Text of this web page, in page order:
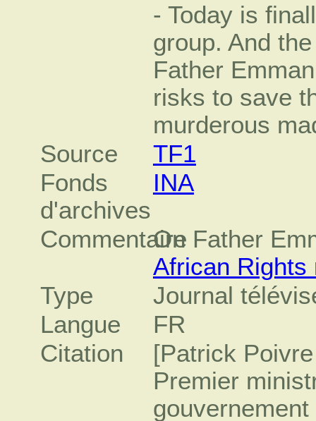
- Today is
group. And
Father
risks to save
murderous
Source
TF1
Fonds
d'archives
INA
CommentaireOn Father
African Rights
Type
Journal
Langue
FR
Citation
[Patrick
Premier